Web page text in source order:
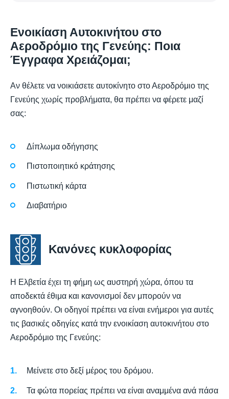
Ενοικίαση Αυτοκινήτου στο
Αεροδρόμιο της Γενεύης: Ποια
Έγγραφα Χρειάζομαι;
Αν θέλετε να νοικιάσετε αυτοκίνητο στο Αεροδρόμιο της
Γενεύης χωρίς προβλήματα, θα πρέπει να φέρετε μαζί
σας:
Δίπλωμα οδήγησης
Πιστοποιητικό κράτησης
Πιστωτική κάρτα
Διαβατήριο
Κανόνες κυκλοφορίας
Η Ελβετία έχει τη φήμη ως αυστηρή χώρα, όπου τα
αποδεκτά έθιμα και κανονισμοί δεν μπορούν να
αγνοηθούν. Οι οδηγοί πρέπει να είναι ενήμεροι για αυτές
τις βασικές οδηγίες κατά την ενοικίαση αυτοκινήτου στο
Αεροδρόμιο της Γενεύης:
Μείνετε στο δεξί μέρος του δρόμου.
Τα φώτα πορείας πρέπει να είναι αναμμένα ανά πάσα